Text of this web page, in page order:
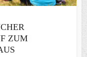
ZUM